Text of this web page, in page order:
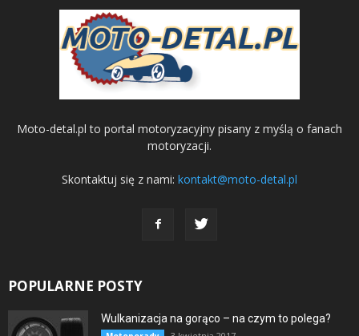
Moto-detal.pl to portal motoryzacyjny pisany z myślą o fanach
motoryzacji.
Skontaktuj się z nami: kontakt@moto-detal.pl
POPULARNE POSTY
Wulkanizacja na gorąco – na czym to polega?